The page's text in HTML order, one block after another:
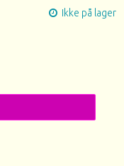
Ikke på lager